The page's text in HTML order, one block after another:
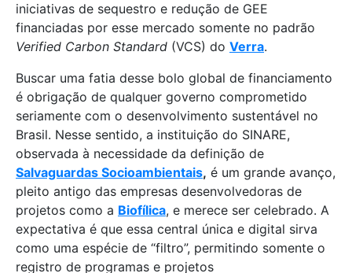
iniciativas de sequestro e redução de GEE
financiadas por esse mercado somente no padrão
Verified Carbon Standard (VCS) do Verra.
Buscar uma fatia desse bolo global de financiamento
é obrigação de qualquer governo comprometido
seriamente com o desenvolvimento sustentável no
Brasil. Nesse sentido, a instituição do SINARE,
observada à necessidade da definição de
Salvaguardas Socioambientais, é um grande avanço,
pleito antigo das empresas desenvolvedoras de
projetos como a Biofílica, e merece ser celebrado. A
expectativa é que essa central única e digital sirva
como uma espécie de “filtro”, permitindo somente o
registro de programas e projetos